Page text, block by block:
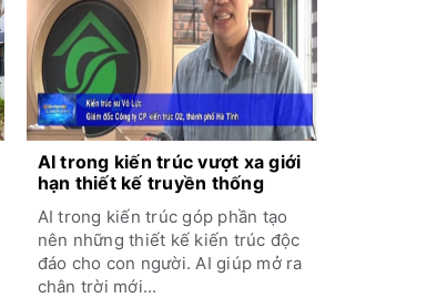
AI trong kiến trúc vượt xa giới
hạn thiết kế truyền thống
AI trong kiến trúc góp phần tạo
nên những thiết kế kiến trúc độc
đáo cho con người. AI giúp mở ra
chân trời mới...